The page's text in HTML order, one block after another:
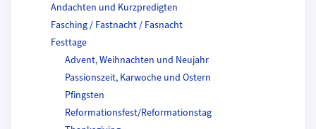
Andachten und Kurzpredigten
Fasching / Fastnacht / Fasnacht
Festtage
Advent, Weihnachten und Neujahr
Passionszeit, Karwoche und Ostern
Pfingsten
Reformationsfest/Reformationstag